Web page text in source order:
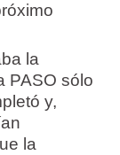
la
PASO sólo
y,
la